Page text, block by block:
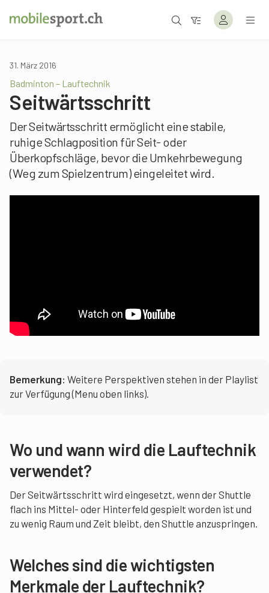
31. März 2016
Badminton – Lauftechnik
Seitwärtsschritt
Der Seitwärtsschritt ermöglicht eine stabile,
ruhige Schlagposition für Seit- oder
Überkopfschläge, bevor die Umkehrbewegung
(Weg zum Spielzentrum) eingeleitet wird.
Bemerkung: Weitere Perspektiven stehen in der Playlist
zur Verfügung (Menu oben links).
Wo und wann wird die Lauftechnik
verwendet?
Der Seitwärtsschritt wird eingesetzt, wenn der Shuttle
flach ins Mittel- oder Hinterfeld gespielt worden ist und
zu wenig Raum und Zeit bleibt, den Shuttle anzuspringen.
Welches sind die wichtigsten
Merkmale der Lauftechnik?